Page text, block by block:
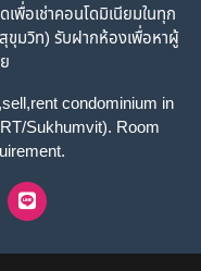
พื่อเช่าคอนโดมิเนียมในทุก
ขุมวิท) รับฝากห้องเพื่อหาผู้
condominium in
Sukhumvit). Room